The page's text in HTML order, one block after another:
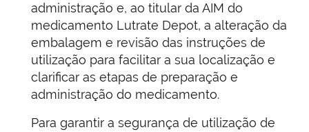
administração e, ao titular da AIM do
medicamento Lutrate Depot, a alteração da
embalagem e revisão das instruções de
utilização para facilitar a sua localização e
clarificar as etapas de preparação e
administração do medicamento.
Para garantir a segurança de utilização de